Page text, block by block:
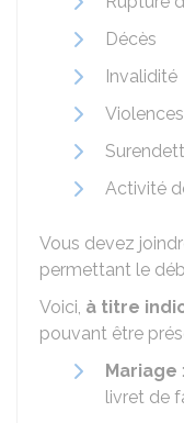
Décès
Invalidité
Activité
Vous devez
permettant le
Voici, à titre
pouvant être
Mariage
livret de